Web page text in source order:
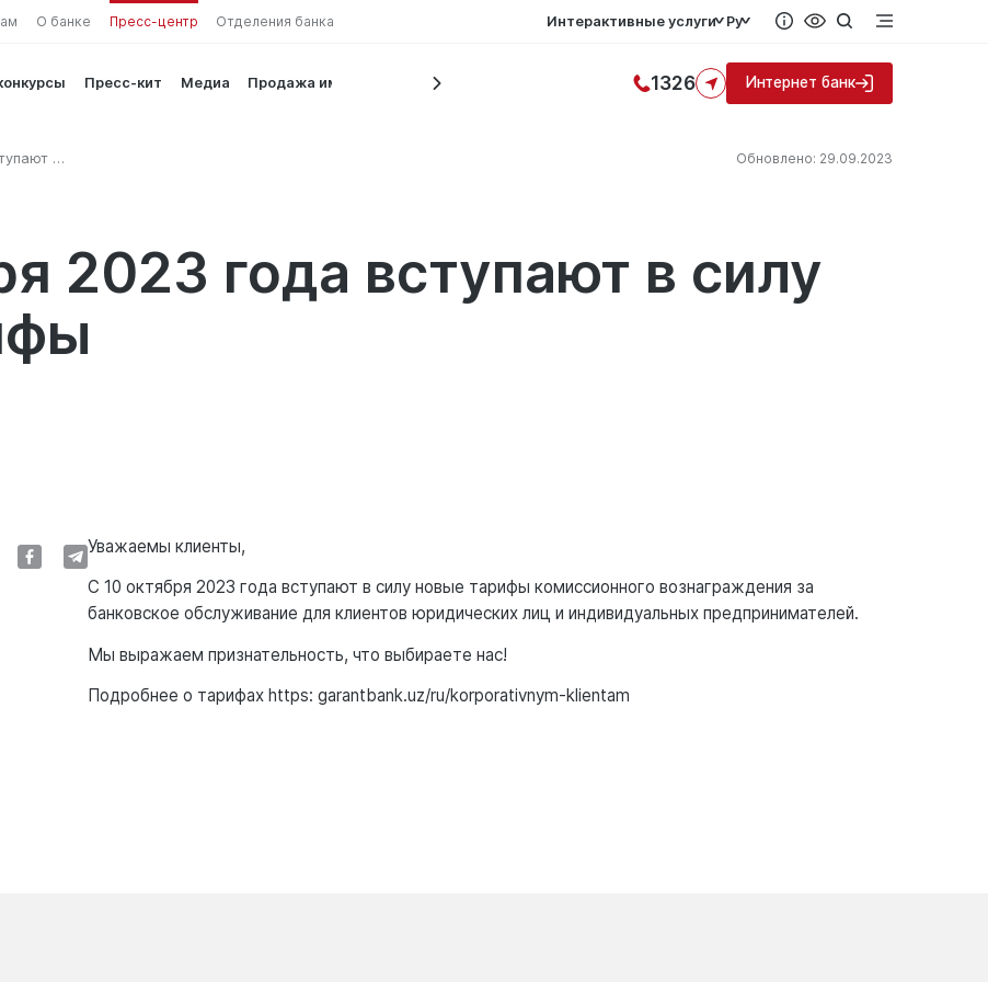
О банке Пресс-центр Отделения банка Интерактивные услуги Ру
Пресс-кит Медиа Продажа имущества 1326 Интернет банк
в
Обновлено: 29.09.2023
2023 года вступают в силу
Уважаемы клиенты,
С 10 октября 2023 года вступают в силу новые тарифы комиссионного вознаграждения за
банковское обслуживание для клиентов юридических лиц и индивидуальных предпринимателей.
Мы выражаем признательность, что выбираете нас!
Подробнее о тарифах https: garantbank.uz/ru/korporativnym-klientam